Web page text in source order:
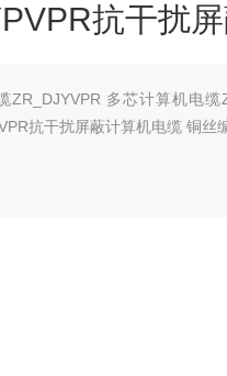
抗干扰
多芯计算机电缆
抗干扰屏蔽计算机电缆 铜丝